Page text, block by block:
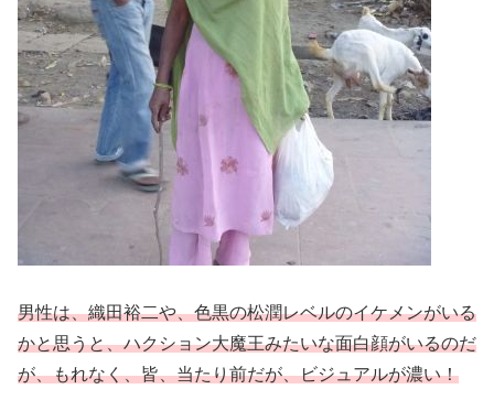
男性は、織田裕二や、色黒の松潤レベルのイケメンがいる
かと思うと、ハクション大魔王みたいな面白顔がいるのだ
が、もれなく、皆、当たり前だが、ビジュアルが濃い！